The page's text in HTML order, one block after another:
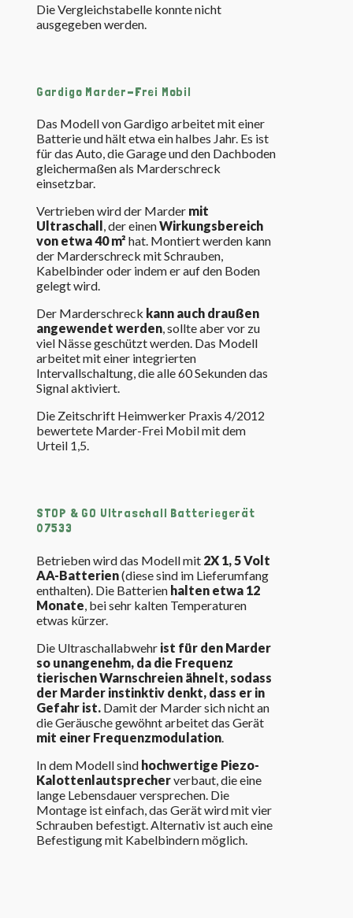
Die Vergleichstabelle konnte nicht
ausgegeben werden.
Gardigo Marder-Frei Mobil
Das Modell von Gardigo arbeitet mit einer
Batterie und hält etwa ein halbes Jahr. Es ist
für das Auto, die Garage und den Dachboden
gleichermaßen als Marderschreck
einsetzbar.
Vertrieben wird der Marder mit
Ultraschall, der einenWirkungsbereich
von etwa 40 m² hat. Montiert werden kann
der Marderschreck mit Schrauben,
Kabelbinder oder indem er auf den Boden
gelegt wird.
Der Marderschreck kann auch draußen
angewendet werden, sollte aber vor zu
viel Nässe geschützt werden. Das Modell
arbeitet mit einer integrierten
Intervallschaltung, die alle 60 Sekunden das
Signal aktiviert.
Die Zeitschrift Heimwerker Praxis 4/2012
bewertete Marder-Frei Mobil mit dem
Urteil 1,5.
STOP & GO Ultraschall Batteriegerät
07533
Betrieben wird das Modell mit2X 1, 5 Volt
AA-Batterien(diese sind im Lieferumfang
enthalten). Die Batterien halten etwa 12
Monate , bei sehr kalten Temperaturen
etwas kürzer.
Die Ultraschallabwehr ist für den Marder
so unangenehm, da die Frequenz
tierischen Warnschreien ähnelt, sodass
der Marder instinktiv denkt, dass er in
Gefahr ist.Damit der Marder sich nicht an
die Geräusche gewöhnt arbeitet das Gerät
mit einer Frequenzmodulation.
In dem Modell sind hochwertige Piezo-
Kalottenlautsprecherverbaut, die eine
lange Lebensdauer versprechen. Die
Montage ist einfach, das Gerät wird mit vier
Schrauben befestigt. Alternativ ist auch eine
Befestigung mit Kabelbindern möglich.